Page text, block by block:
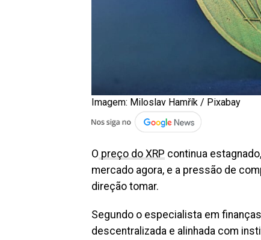
Imagem: Miloslav Hamřík / Pixabay
O preço do XRP continua
mercado agora, e a pressão de
direção tomar.
Segundo o especialista em
descentralizada e alinhada com